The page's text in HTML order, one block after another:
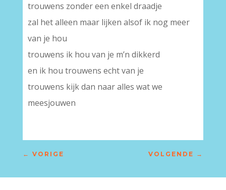
trouwens zonder een enkel draadje
zal het alleen maar lijken alsof ik nog meer
van je hou
trouwens ik hou van je m’n dikkerd
en ik hou trouwens echt van je
trouwens kijk dan naar alles wat we
meesjouwen
← VORIGE VOLGENDE →